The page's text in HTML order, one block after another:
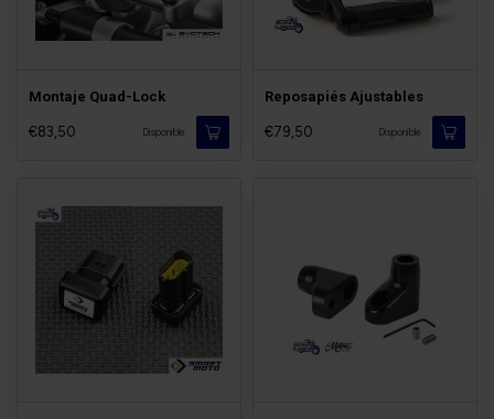
Montaje Quad-Lock
€83,50 Disponible
Reposapiés Ajustables
€79,50 Disponible